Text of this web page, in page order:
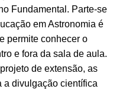
Fundamental. Parte-se
em Astronomia é
permite conhecer o
e fora da sala de aula.
de extensão, as
a divulgação científica